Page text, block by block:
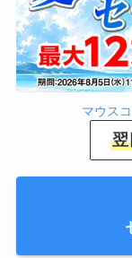
マウス
翌